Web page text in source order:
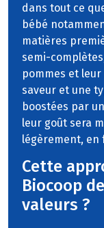
dans tout ce
bébé
matières
semi-
pommes et
saveur et une
boostées par
leur goût sera
légèrement, en
Cette
Biocoop
valeurs ?